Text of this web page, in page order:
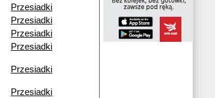
Przesiadki
Przesiadki
Przesiadki
Przesiadki
Przesiadki
Przesiadki